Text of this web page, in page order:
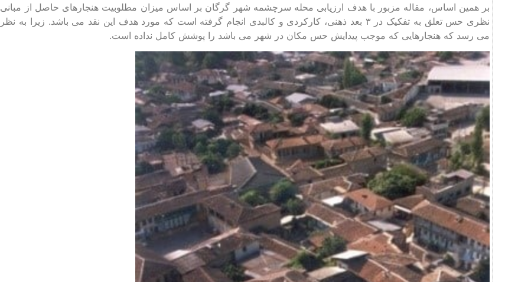
بر همین اساس، مقاله مزبور با هدف ارزیابی محله سرچشمه شهر گرگان بر اساس میزان مطلوبیت هنجارهای حاصل از مبانی
نظری حس تعلق به تفکیک در ۳ بعد ذهنی، کارکردی و کالبدی انجام گرفته است که مورد هدف این نقد می باشد. زیرا به نظر
می رسد که هنجارهایی که موجب پیدایش حس مکان در شهر می باشد را پوشش کامل نداده است.